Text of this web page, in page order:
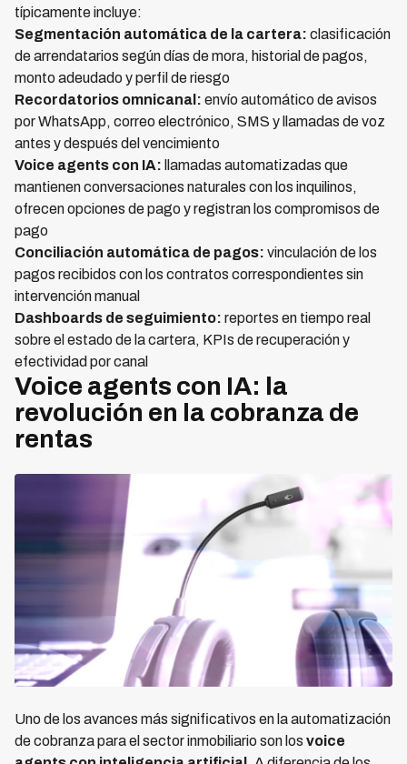
típicamente incluye:
Segmentación automática de la cartera: clasificación
de arrendatarios según días de mora, historial de pagos,
monto adeudado y perfil de riesgo
Recordatorios omnicanal: envío automático de avisos
por WhatsApp, correo electrónico, SMS y llamadas de voz
antes y después del vencimiento
Voice agents con IA: llamadas automatizadas que
mantienen conversaciones naturales con los inquilinos,
ofrecen opciones de pago y registran los compromisos de
pago
Conciliación automática de pagos: vinculación de los
pagos recibidos con los contratos correspondientes sin
intervención manual
Dashboards de seguimiento: reportes en tiempo real
sobre el estado de la cartera, KPIs de recuperación y
efectividad por canal
Voice agents con IA: la
revolución en la cobranza de
rentas
Uno de los avances más significativos en la automatización
de cobranza para el sector inmobiliario son los voice